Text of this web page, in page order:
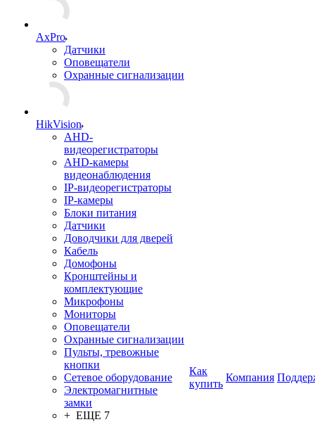
AxPro
Датчики
Оповещатели
Охранные сигнализации
HikVision
AHD-
видеорегистраторы
AHD-камеры
видеонаблюдения
IP-видеорегистраторы
IP-камеры
Блоки питания
Датчики
Доводчики для дверей
Кабель
Домофоны
Кронштейны и
комплектующие
Микрофоны
Мониторы
Оповещатели
Охранные сигнализации
Пульты, тревожные
кнопки
Сетевое оборудование
Электромагнитные
замки
+ ЕЩЕ 7
Как
купить
Компания